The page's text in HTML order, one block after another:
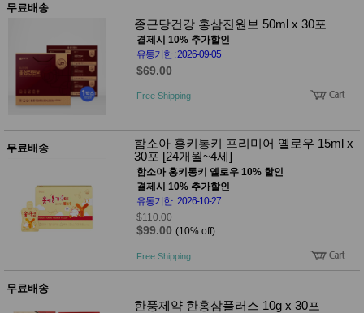
무료배송
종근당건강 홍삼진원보 50ml x 30포
결제시 10% 추가할인
유통기한 : 2026-09-05
$69.00
Free Shipping
무료배송
함소아 홍키통키 프리미어 옐로우 15ml x
30포 [24개월~4세]
함소아 홍키통키 옐로우 10% 할인
결제시 10% 추가할인
유통기한 : 2026-10-27
$110.00
$99.00 (10% off)
Free Shipping
무료배송
한풍제약 한홍삼플러스 10g x 30포